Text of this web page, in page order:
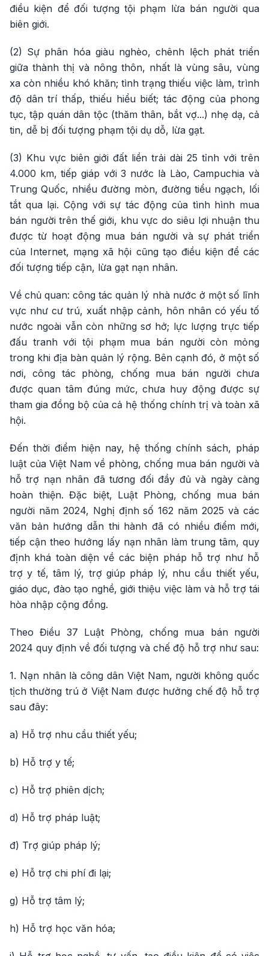
điều kiện để đối tượng tội phạm lừa bán người qua
biên giới.
(2) Sự phân hóa giàu nghèo, chênh lệch phát triển
giữa thành thị và nông thôn, nhất là vùng sâu, vùng
xa còn nhiều khó khăn; tình trạng thiếu việc làm, trình
độ dân trí thấp, thiếu hiểu biết; tác động của phong
tục, tập quán dân tộc (thăm thân, bắt vợ...) nhẹ dạ, cả
tin, dễ bị đối tượng phạm tội dụ dỗ, lừa gạt.
(3) Khu vực biên giới đất liền trải dài 25 tỉnh với trên
4.000 km, tiếp giáp với 3 nước là Lào, Campuchia và
Trung Quốc, nhiều đường mòn, đường tiểu ngạch, lối
tắt qua lại. Cộng với sự tác động của tình hình mua
bán người trên thế giới, khu vực do siêu lợi nhuận thu
được từ hoạt động mua bán người và sự phát triển
của Internet, mạng xã hội cũng tạo điều kiện để các
đối tượng tiếp cận, lừa gạt nạn nhân.
Về chủ quan: công tác quản lý nhà nước ở một số lĩnh
vực như cư trú, xuất nhập cảnh, hôn nhân có yếu tố
nước ngoài vẫn còn những sơ hở; lực lượng trực tiếp
đấu tranh với tội phạm mua bán người còn mỏng
trong khi địa bàn quản lý rộng. Bên cạnh đó, ở một số
nơi, công tác phòng, chống mua bán người chưa
được quan tâm đúng mức, chưa huy động được sự
tham gia đồng bộ của cả hệ thống chính trị và toàn xã
hội.
Đến thời điểm hiện nay, hệ thống chính sách, pháp
luật của Việt Nam về phòng, chống mua bán người và
hỗ trợ nạn nhân đã tương đối đầy đủ và ngày càng
hoàn thiện. Đặc biệt, Luật Phòng, chống mua bán
người năm 2024, Nghị định số 162 năm 2025 và các
văn bản hướng dẫn thi hành đã có nhiều điểm mới,
tiếp cận theo hướng lấy nạn nhân làm trung tâm, quy
định khá toàn diện về các biện pháp hỗ trợ như hỗ
trợ y tế, tâm lý, trợ giúp pháp lý, nhu cầu thiết yếu,
giáo dục, đào tạo nghề, giới thiệu việc làm và hỗ trợ tái
hòa nhập cộng đồng.
Theo Điều 37 Luật Phòng, chống mua bán người
2024 quy định về đối tượng và chế độ hỗ trợ như sau:
1. Nạn nhân là công dân Việt Nam, người không quốc
tịch thường trú ở Việt Nam được hưởng chế độ hỗ trợ
sau đây:
a) Hỗ trợ nhu cầu thiết yếu;
b) Hỗ trợ y tế;
c) Hỗ trợ phiên dịch;
d) Hỗ trợ pháp luật;
đ) Trợ giúp pháp lý;
e) Hỗ trợ chi phí đi lại;
g) Hỗ trợ tâm lý;
h) Hỗ trợ học văn hóa;